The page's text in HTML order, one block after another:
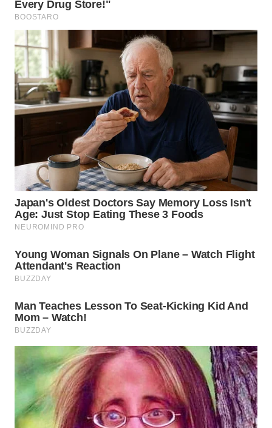
WN
DAIRI
WN
DANAU
TOBA
WN
LANGKAT
WN
TAPANULI
SELATAN
WN
TANJUNG
LESUNG
WN
KARO
WN
SIMALUNGUN
WN
LABUHANBATU